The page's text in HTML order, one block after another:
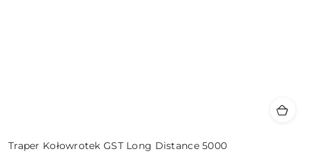
Traper Kołowrotek GST Long Distance 5000